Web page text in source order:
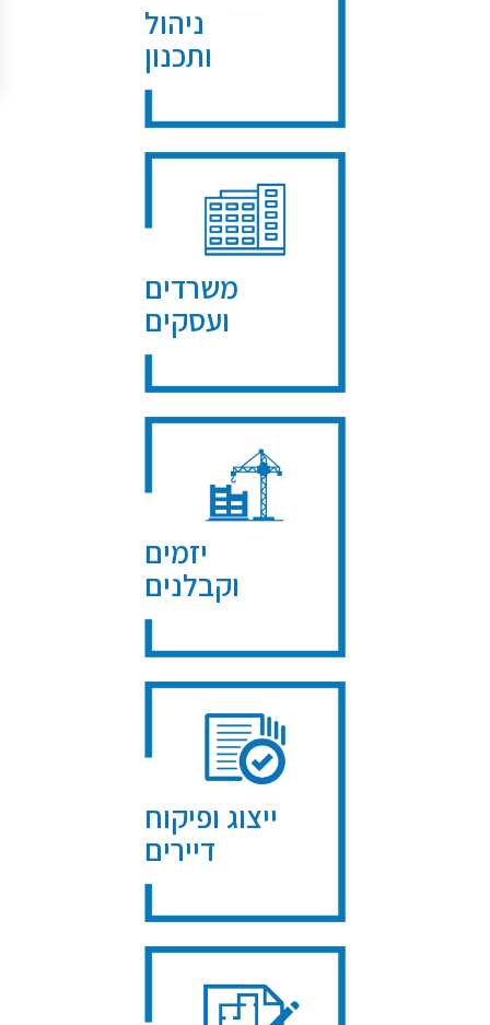
ניהול
ותכנון
משרדים
ועסקים
יזמים
וקבלנים
ייצוג ופיקוח
דיירים